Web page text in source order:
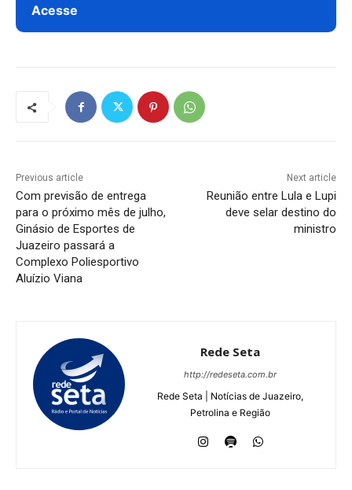
Acesse
Previous article
Com previsão de entrega
para o próximo mês de julho,
Ginásio de Esportes de
Juazeiro passará a
Complexo Poliesportivo
Aluízio Viana
Next article
Reunião entre Lula e Lupi
deve selar destino do
ministro
Rede Seta
http://redeseta.com.br
Rede Seta | Notícias de Juazeiro,
Petrolina e Região